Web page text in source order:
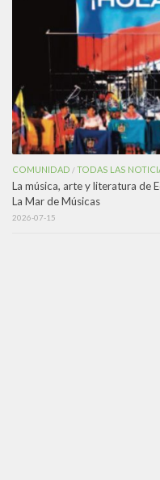
COMUNIDAD /TODAS LAS
La música, arte y literatura de
La Mar de Músicas
2026-07-15